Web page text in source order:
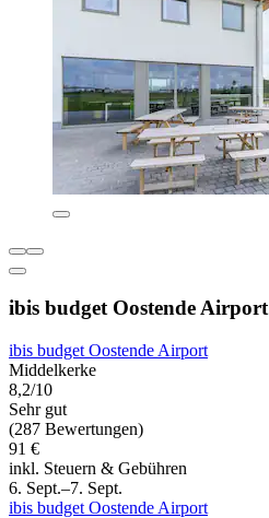
ibis budget Oostende Airport
ibis budget Oostende Airport
Middelkerke
8,2/10
Sehr gut
(287 Bewertungen)
91 €
inkl. Steuern & Gebühren
6. Sept.–7. Sept.
ibis budget Oostende Airport